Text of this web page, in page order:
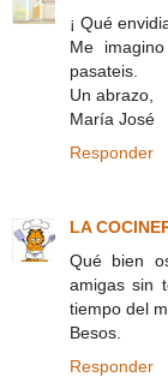
¡ Qué
Me
pasateis.
Un abrazo,
María José
Responder
LA
Qué bien
amigas sin
tiempo del
Besos.
Responder